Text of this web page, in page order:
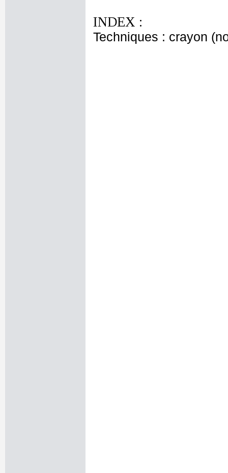
INDEX :
Techniques : crayon